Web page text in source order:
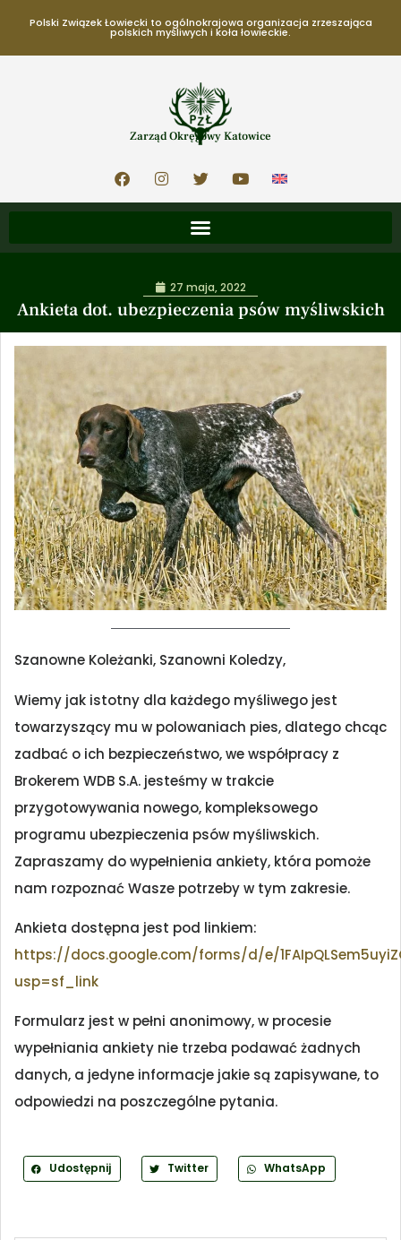
Polski Związek Łowiecki to ogólnokrajowa organizacja zrzeszająca
polskich myśliwych i koła łowieckie.
Zarząd Okręgowy Katowice
Ankieta dot. ubezpieczenia psów myśliwskich
27 maja, 2022
Szanowne Koleżanki, Szanowni Koledzy,
Wiemy jak istotny dla każdego myśliwego jest
towarzyszący mu w polowaniach pies, dlatego chcąc
zadbać o ich bezpieczeństwo, we współpracy z
Brokerem WDB S.A. jesteśmy w trakcie
przygotowywania nowego, kompleksowego
programu ubezpieczenia psów myśliwskich.
Zapraszamy do wypełnienia ankiety, która pomoże
nam rozpoznać Wasze potrzeby w tym zakresie.
Ankieta dostępna jest pod linkiem:
https://docs.google.com/forms/d/e/
usp=sf_link
Formularz jest w pełni anonimowy, w procesie
wypełniania ankiety nie trzeba podawać żadnych
danych, a jedyne informacje jakie są zapisywane, to
odpowiedzi na poszczególne pytania.
Udostępnij Twitter WhatsApp